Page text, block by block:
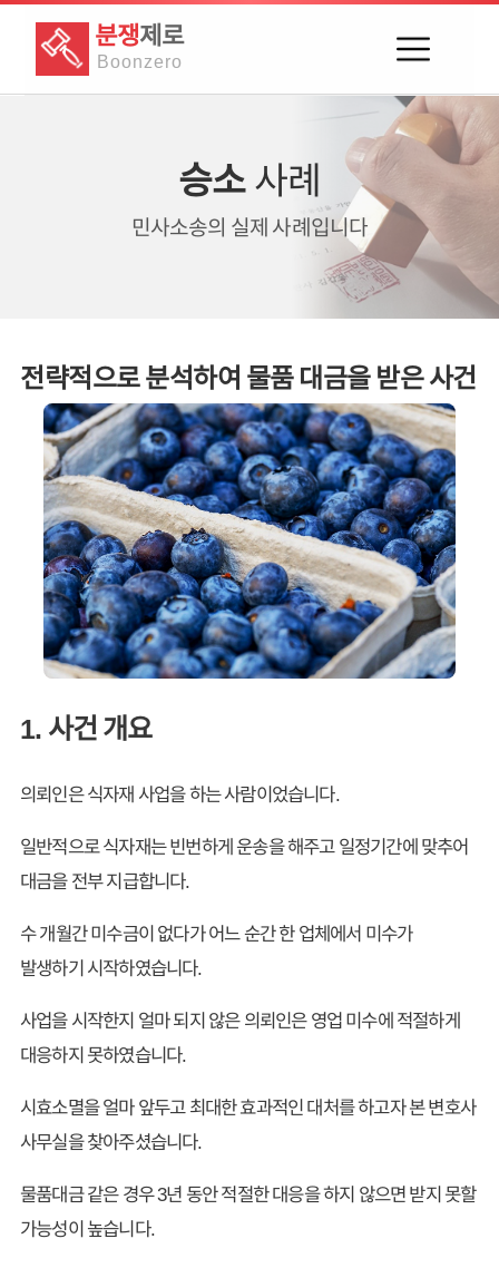
분쟁제로
Boonzero
승소사례
민사소송의 실제 사례입니다
전략적으로 분석하여 물품 대금을 받은 사건
1. 사건 개요
의뢰인은 식자재 사업을 하는 사람이었습니다.
일반적으로 식자재는 빈번하게 운송을 해주고 일정기간에 맞추어
대금을 전부 지급합니다.
수 개월간 미수금이 없다가 어느 순간 한 업체에서 미수가
발생하기 시작하였습니다.
사업을 시작한지 얼마 되지 않은 의뢰인은 영업 미수에 적절하게
대응하지 못하였습니다.
시효소멸을 얼마 앞두고 최대한 효과적인 대처를 하고자 본 변호사
사무실을 찾아주셨습니다.
물품대금 같은 경우 3년 동안 적절한 대응을 하지 않으면 받지 못할
가능성이 높습니다.